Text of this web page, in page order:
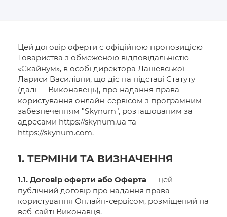
Цей договір оферти є офіційною пропозицією
Товариства з обмеженою відповідальністю
«Скайнум», в особі директора Лашевської
Лариси Василівни, що діє на підставі Статуту
(далі — Виконавець), про надання права
користування онлайн-сервісом з програмним
забезпеченням "Skynum", розташованим за
адресами https://skynum.ua та
https://skynum.com.
1. ТЕРМІНИ ТА ВИЗНАЧЕННЯ
1.1. Договір оферти або Оферта — цей
публічний договір про надання права
користування Онлайн-сервісом, розміщений на
веб-сайті Виконавця.